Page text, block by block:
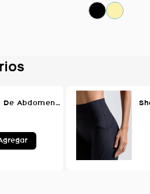
Short Con Pretina Control De Abdomen, Color Negro Para Mujer